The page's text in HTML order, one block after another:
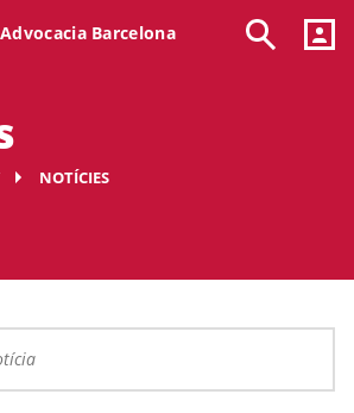
Advocacia Barcelona
NOTÍCIES